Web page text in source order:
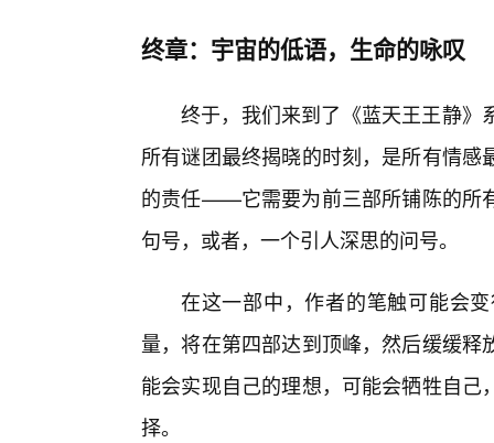
终章：宇宙的低语，生命的咏叹
终于，我们来到了《蓝天王王静》
所有谜团最终揭晓的时刻，是所有情
的责任——它需要为前三部所铺陈的所
句号，或者，一个引人深思的问号。
在这一部中，作者的笔触可能会
量，将在第四部达到顶峰，然后缓缓
能会实现自己的理想，可能会牺牲自
择。